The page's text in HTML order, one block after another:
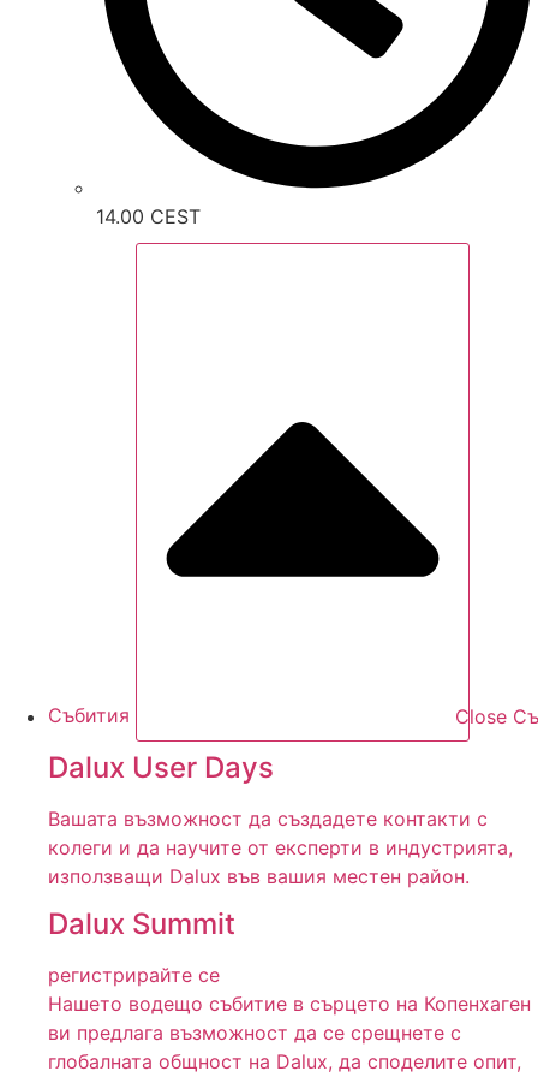
14.00 CEST
Събития Close
Dalux User Days
Вашата възможност да създадете контакти с
колеги и да научите от експерти в индустрията,
използващи Dalux във вашия местен район.
Dalux Summit
регистрирайте се
Нашето водещо събитие в сърцето на Копенхаген
ви предлага възможност да се срещнете с
глобалната общност на Dalux, да споделите опит,